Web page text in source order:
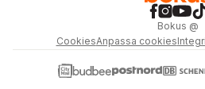
Bokus @
CookiesAnpassa cookies